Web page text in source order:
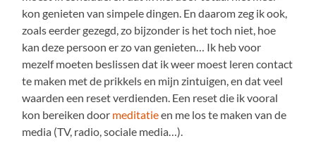
kon genieten van simpele dingen. En daarom zeg ik ook,
zoals eerder gezegd, zo bijzonder is het toch niet, hoe
kan deze persoon er zo van genieten… Ik heb voor
mezelf moeten beslissen dat ik weer moest leren contact
te maken met de prikkels en mijn zintuigen, en dat veel
waarden een reset verdienden. Een reset die ik vooral
kon bereiken door meditatieen me los te maken van de
media (TV, radio, sociale media…).